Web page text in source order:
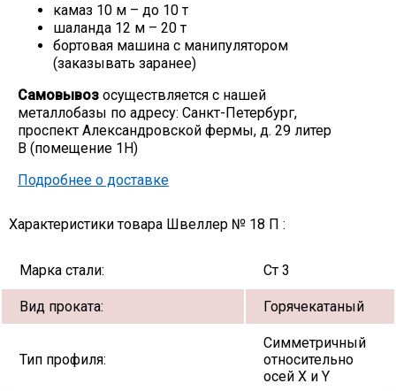
камаз 10 м – до 10 т
шаланда 12 м – 20 т
бортовая машина с манипулятором
(заказывать заранее)
Самовывоз осуществляется с нашей
металлобазы по адресу: Санкт-Петербург,
проспект Александровской фермы, д. 29 литер
В (помещение 1Н)
Подробнее о доставке
Характеристики товара Швеллер № 18 П :
Марка стали: Ст 3
Вид проката: Горячекатаный
Тип профиля:
Симметричный
относительно
осей X и Y